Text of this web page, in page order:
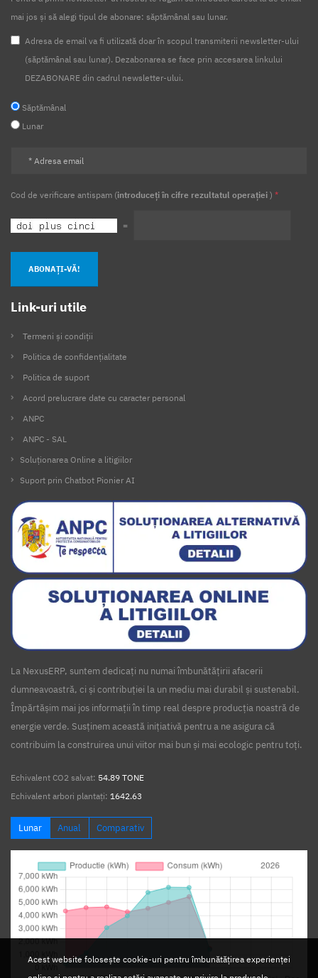
Acest website folosește cookie-uri pentru îmbunătățirea experienței
mai jos și să alegi tipul de abonare: săptămânal sau lunar.
Adresa de email va fi utilizată doar în scopul transmiterii newsletter-ului
(săptămânal sau lunar). Dezabonarea se face prin accesarea linkului
DEZABONARE din cadrul newsletter-ului.
Săptămânal
Lunar
Cod de verificare antispam (introduceți în cifre rezultatul operației ) *
=
ABONAȚI-VĂ!
Link-uri utile
Termeni și condiții
Politica de confidențialitate
Politica de suport
Acord prelucrare date cu caracter personal
ANPC
ANPC - SAL
Soluționarea Online a litigiilor
Suport prin Chatbot Pionier AI
La NexusERP, suntem dedicați nu numai îmbunătățirii afacerii
dumneavoastră, ci și contribuției la un mediu mai durabil și sustenabil.
Împărtășim mai jos informații în timp real despre producția noastră de
energie verde. Susținem această inițiativă pentru a ne asigura că
contribuim la construirea unui viitor mai bun și mai ecologic pentru toți.
Echivalent CO2 salvat: 54.89 TONE
Echivalent arbori plantați: 1642.63
Lunar Anual Comparativ